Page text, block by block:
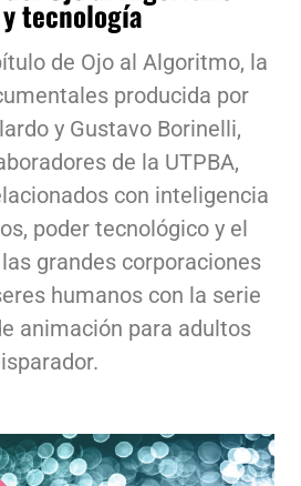
tecnología
de Ojo al Algoritmo, la
producida por
y Gustavo Borinelli,
de la UTPBA,
con inteligencia
poder tecnológico y el
grandes corporaciones
humanos con la serie
animación para adultos